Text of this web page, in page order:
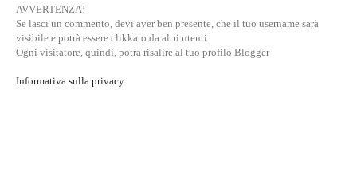
AVVERTENZA!
Se lasci un commento, devi aver ben presente, che il tuo username sarà
visibile e potrà essere clikkato da altri utenti.
Ogni visitatore, quindi, potrà risalire al tuo profilo Blogger
Informativa sulla privacy